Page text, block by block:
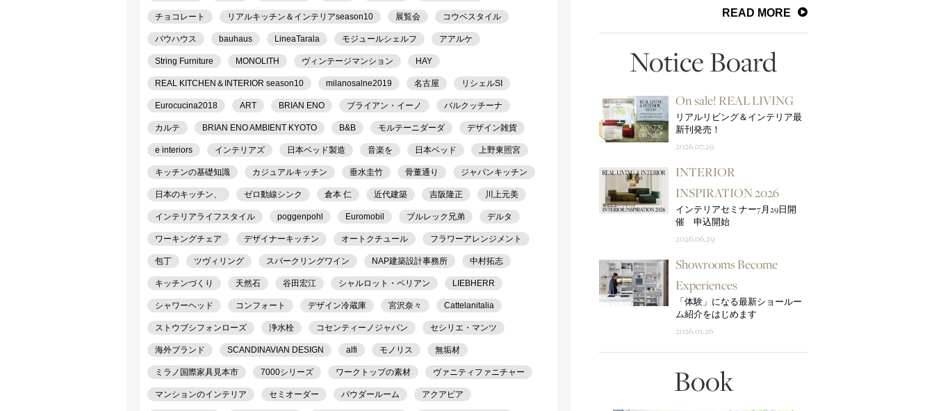
チョコレート リアルキッチン＆インテリアseason10 展覧会 コウベスタイル
バウハウス bauhaus LineaTarala モジュールシェルフ アアルケ
String Furniture MONOLITH ヴィンテージマンション HAY
REAL KITCHEN＆INTERIOR season10 milanosalne2019 名古屋 リシェルSI
Eurocucina2018 ART BRIAN ENO ブライアン・イーノ バルクッチーナ
カルテ BRIAN ENO AMBIENT KYOTO B&B モルテーニダーダ デザイン雑貨
e interiors インテリアズ 日本ベッド製造 音楽を 日本ベッド 上野東照宮
キッチンの基礎知識 カジュアルキッチン 垂水圭竹 骨董通り ジャパンキッチン
日本のキッチン、 ゼロ動線シンク 倉本 仁 近代建築 吉阪隆正 川上元美
インテリアライフスタイル poggenpohl Euromobil ブルレック兄弟 デルタ
ワーキングチェア デザイナーキッチン オートクチュール フラワーアレンジメント
包丁 ツヴィリング スパークリングワイン NAP建築設計事務所 中村拓志
キッチンづくり 天然石 谷田宏江 シャルロット・ペリアン LIEBHERR
シャワーヘッド コンフォート デザイン冷蔵庫 宮沢奈々 Cattelanitalia
ストウブシフォンローズ 浄水栓 コセンティーノジャパン セシリエ・マンツ
海外ブランド SCANDINAVIAN DESIGN alfi モノリス 無垢材
ミラノ国際家具見本市 7000シリーズ ワークトップの素材 ヴァニティファニチャー
マンションのインテリア セミオーダー パウダールーム アクアピア
READ MORE
Notice Board
On sale! REAL LIVING
リアルリビング＆インテリア最
新刊発売！
2026.07.29
INTERIOR
INSPIRATION 2026
インテリアセミナー7月29日開
催 申込開始
2026.06.29
Showrooms Become
Experiences
「体験」になる最新ショールー
ム紹介をはじめます
2026.01.26
Book